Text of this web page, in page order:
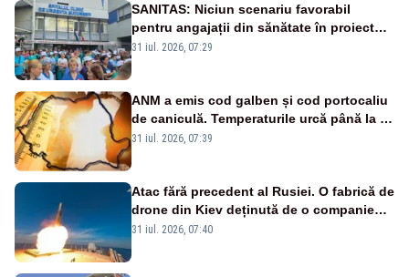
SANITAS: Niciun scenariu favorabil
pentru angajații din sănătate în proiectul
Legii salarizării
31 iul. 2026, 07:29
ANM a emis cod galben și cod portocaliu
de caniculă. Temperaturile urcă până la 38
de grade, iar nopțile devin tropicale
31 iul. 2026, 07:39
Atac fără precedent al Rusiei. O fabrică de
drone din Kiev deținută de o companie
americană, distrusă de o rachetă
31 iul. 2026, 07:40